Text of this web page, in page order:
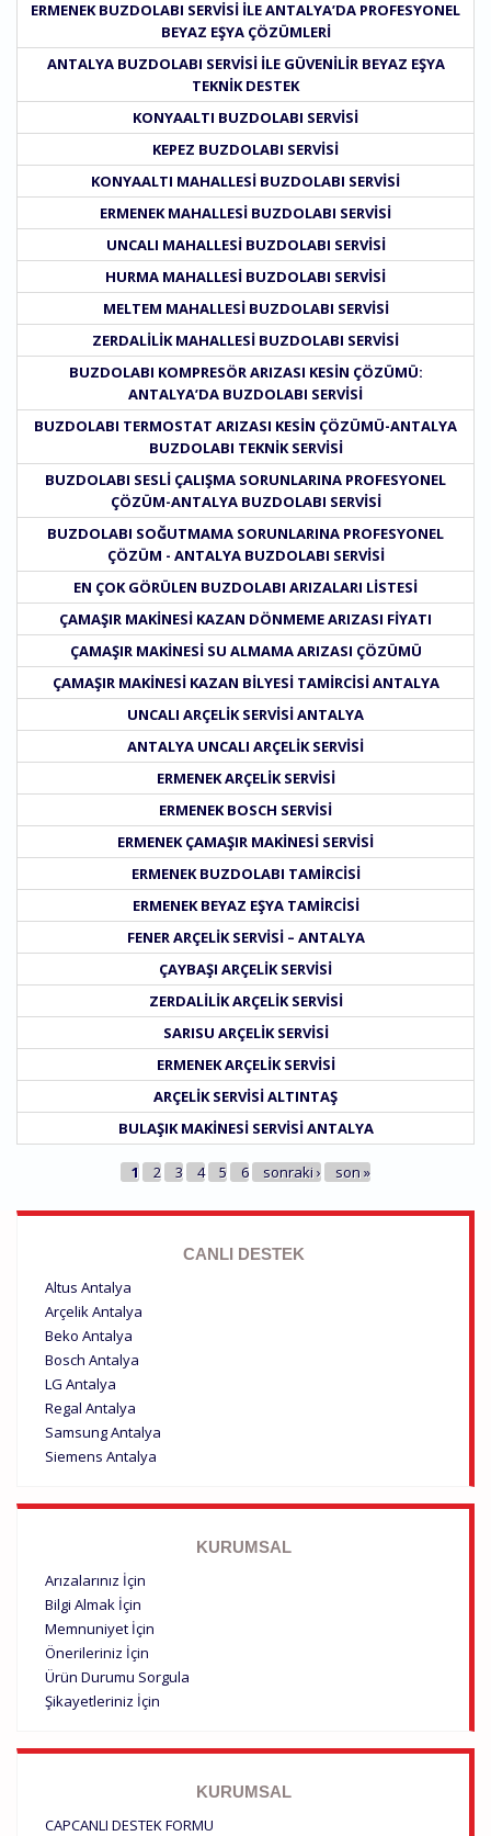
ERMENEK BUZDOLABI SERVISI ILE ANTALYA’DA PROFESYONEL
BEYAZ EŞYA ÇÖZÜMLERI
ANTALYA BUZDOLABI SERVISI ILE GÜVENILIR BEYAZ EŞYA
TEKNIK DESTEK
KONYAALTI BUZDOLABI SERVISI
KEPEZ BUZDOLABI SERVISI
KONYAALTI MAHALLESI BUZDOLABI SERVISI
ERMENEK MAHALLESI BUZDOLABI SERVISI
UNCALI MAHALLESI BUZDOLABI SERVISI
HURMA MAHALLESI BUZDOLABI SERVISI
MELTEM MAHALLESI BUZDOLABI SERVISI
ZERDALILIK MAHALLESI BUZDOLABI SERVISI
BUZDOLABI KOMPRESÖR ARIZASI KESIN ÇÖZÜMÜ:
ANTALYA’DA BUZDOLABI SERVISI
BUZDOLABI TERMOSTAT ARIZASI KESIN ÇÖZÜMÜ-ANTALYA
BUZDOLABI TEKNIK SERVISI
BUZDOLABI SESLI ÇALIŞMA SORUNLARINA PROFESYONEL
ÇÖZÜM-ANTALYA BUZDOLABI SERVISI
BUZDOLABI SOĞUTMAMA SORUNLARINA PROFESYONEL
ÇÖZÜM - ANTALYA BUZDOLABI SERVISI
EN ÇOK GÖRÜLEN BUZDOLABI ARIZALARI LISTESI
ÇAMAŞIR MAKINESI KAZAN DÖNMEME ARIZASI FIYATI
ÇAMAŞIR MAKINESI SU ALMAMA ARIZASI ÇÖZÜMÜ
ÇAMAŞIR MAKINESI KAZAN BILYESI TAMIRCISI ANTALYA
UNCALI ARÇELIK SERVISI ANTALYA
ANTALYA UNCALI ARÇELIK SERVISI
ERMENEK ARÇELIK SERVISI
ERMENEK BOSCH SERVISI
ERMENEK ÇAMAŞIR MAKINESI SERVISI
ERMENEK BUZDOLABI TAMIRCISI
ERMENEK BEYAZ EŞYA TAMIRCISI
FENER ARÇELIK SERVISI – ANTALYA
ÇAYBAŞI ARÇELIK SERVISI
ZERDALILIK ARÇELIK SERVISI
SARISU ARÇELIK SERVISI
ERMENEK ARÇELIK SERVISI
ARÇELIK SERVISI ALTINTAŞ
BULAŞIK MAKINESI SERVISI ANTALYA
1 2 3 4 5 6 sonraki › son »
CANLI DESTEK
Altus Antalya
Arçelik Antalya
Beko Antalya
Bosch Antalya
LG Antalya
Regal Antalya
Samsung Antalya
Siemens Antalya
KURUMSAL
Arızalarınız İçin
Bilgi Almak İçin
Memnuniyet İçin
Önerileriniz İçin
Ürün Durumu Sorgula
Şikayetleriniz İçin
KURUMSAL
CAPCANLI DESTEK FORMU